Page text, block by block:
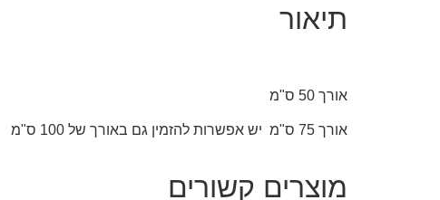
תיאור
אורך 50 ס"מ
אורך 75 ס"מ יש אפשרות להזמין גם באורך של 100 ס"מ
מוצרים קשורים